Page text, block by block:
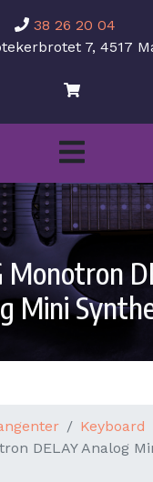
38 26 20 04
7, 4517
Monotron
Mini
Keyboard
DELAY Analog